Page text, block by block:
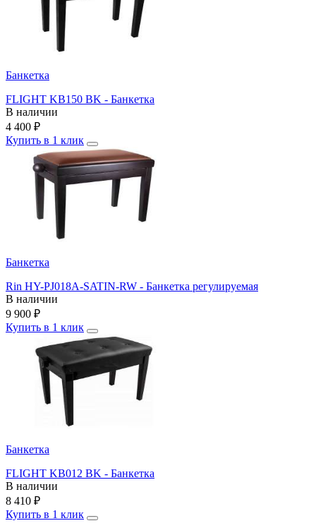
Банкетка
FLIGHT KB150 BK - Банкетка
В наличии
4 400 ₽
Купить в 1 клик
Банкетка
Rin HY-PJ018A-SATIN-RW - Банкетка регулируемая
В наличии
9 900 ₽
Купить в 1 клик
Банкетка
FLIGHT KB012 BK - Банкетка
В наличии
8 410 ₽
Купить в 1 клик